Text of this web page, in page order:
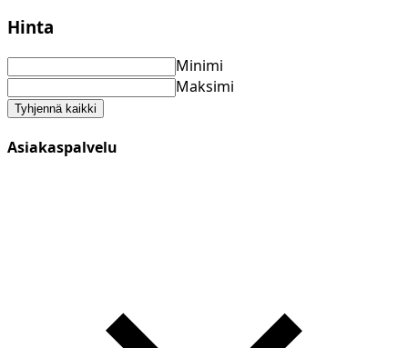
Hinta
Minimi
Maksimi
Tyhjennä kaikki
Asiakaspalvelu